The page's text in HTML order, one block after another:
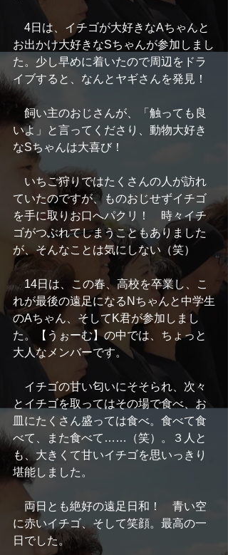
4日は、イチゴが大好きなAちゃんと
お出かけ大好きなSちゃんが参加しまし
た。少し早めに着いたので周辺をドラ
イブすると、なんとヤギさんを発見！
飼い主のおじさんが、「触っても良
いよ」と言ってくださり、動物大好き
なSちゃんは大喜び！
いちご狩りではたくさんの人が訪れ
ていたのですが、ものおじせずイチゴ
を手に取りお口へパクリ！　時々イチ
ゴがつぶれてしまうこともありました
が、そんなことは気にしない（笑）
14日は、この春、高校を卒業し、こ
れが最後の遠足になるNちゃんと中学生
のAちゃん、そしてK君が参加しまし
た。【うぉーむ】の中では、ちょっと
大人なメンバーです。
イチゴの甘い匂いにそそられ、次々
とイチゴを取ってはその場で食べ、お
皿にたくさん盛っては食べ。食べて食
べて、また食べて……（笑）。３人と
も、大きくて甘いイチゴを思いっきり
堪能しました。
両日とも絶好の遠足日和！　青い空
に赤いイチゴ、そして笑顔。最高の一
日でした。